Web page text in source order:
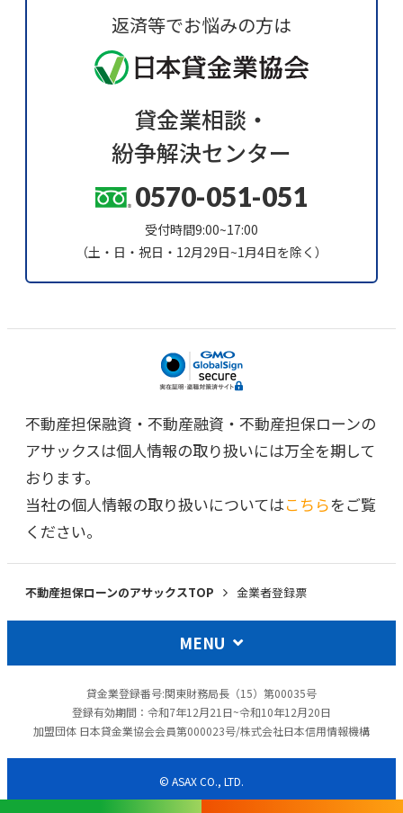
返済等でお悩みの方は
貸金業相談・
紛争解決センター
0570-051-051
受付時間9:00~17:00
（土・日・祝日・12月29日~1月4日を除く）
不動産担保融資・不動産融資・不動産担保ローンの
アサックスは個人情報の取り扱いには万全を期して
おります。
当社の個人情報の取り扱いについてはこちらをご覧
ください。
不動産担保ローンのアサックスTOP 金業者登録票
MENU
貸金業登録番号:関東財務局長（15）第00035号
登録有効期間：令和7年12月21日~令和10年12月20日
加盟団体 日本貸金業協会会員第000023号/株式会社日本信用情報機構
© ASAX CO., LTD.